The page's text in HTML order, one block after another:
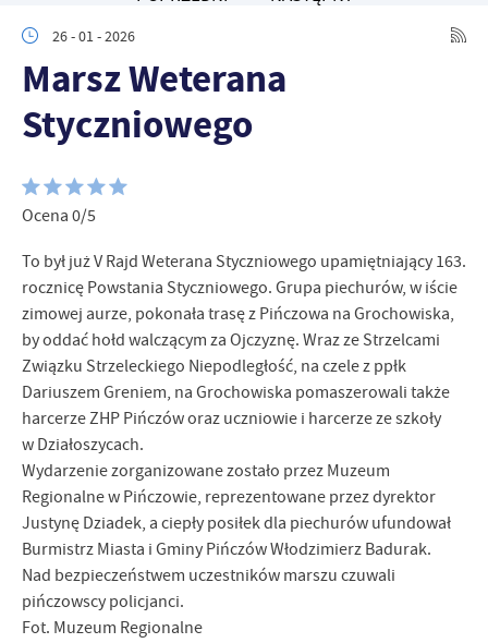
26 - 01 - 2026
Marsz Weterana
Styczniowego
Ocena 0/5
To był już V Rajd Weterana Styczniowego upamiętniający 163.
rocznicę Powstania Styczniowego. Grupa piechurów, w iście
zimowej aurze, pokonała trasę z Pińczowa na Grochowiska,
by oddać hołd walczącym za Ojczyznę. Wraz ze Strzelcami
Związku Strzeleckiego Niepodległość, na czele z ppłk
Dariuszem Greniem, na Grochowiska pomaszerowali także
harcerze ZHP Pińczów oraz uczniowie i harcerze ze szkoły
w Działoszycach.
Wydarzenie zorganizowane zostało przez Muzeum
Regionalne w Pińczowie, reprezentowane przez dyrektor
Justynę Dziadek, a ciepły posiłek dla piechurów ufundował
Burmistrz Miasta i Gminy Pińczów Włodzimierz Badurak.
Nad bezpieczeństwem uczestników marszu czuwali
pińczowscy policjanci.
Fot. Muzeum Regionalne
zapamiętanie wprowadzonych przez Ciebie ustawień oraz
personalizację określonych funkcjonalności czy prezentowanych
treści.
Dzięki tym plikom cookies możemy zapewnić Ci większy komfort
jej do Twoich indywidualnych preferencji. Wyrażenie zgody na
funkcjonalne i personalizacyjne pliki cookies gwarantuje
Więcej
Analityczne pliki cookies pomagają nam rozwijać się i
dostosowywać do Twoich potrzeb.
wykorzystywania witryny internetowej, miejsca oraz częstotliwości,
z jaką odwiedzane są nasze serwisy www. Dane pozwalają nam na
ocenę naszych serwisów internetowych pod względem ich
popularności wśród użytkowników. Zgromadzone informacje są
przetwarzane w formie zanonimizowanej. Wyrażenie zgody na
analityczne pliki cookies gwarantuje dostępność wszystkich
funkcjonalności.
Reklamowe
Dzięki reklamowym plikom cookies prezentujemy Ci najciekawsze
informacje i aktualności na stronach naszych partnerów.
Promocyjne pliki cookies służą do prezentowania Ci naszych
komunikatów na podstawie analizy Twoich upodobań oraz Twoich
zwyczajów dotyczących przeglądanej witryny internetowej. Treści
promocyjne mogą pojawić się na stronach podmiotów trzecich lub
firm będących naszymi partnerami oraz innych dostawców usług.
Firmy te działają w charakterze pośredników prezentujących nasze
treści w postaci wiadomości, ofert, komunikatów mediów
społecznościowych.
Więcej